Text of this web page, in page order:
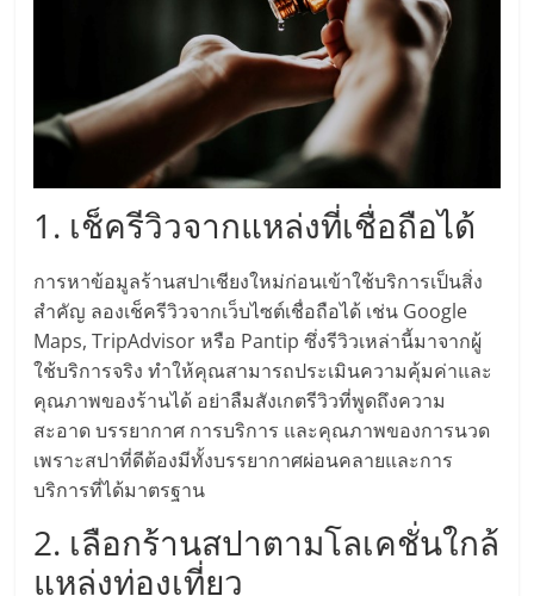
ปรึกษา
แฟ
รน
ไชส์,
รวม
แฟ
รน
ไชส์
ขาย
1. เช็ครีวิวจากแหล่งที่เชื่อถือได้
การหาข้อมูลร้านสปาเชียงใหม่ก่อนเข้าใช้บริการเป็นสิ่ง
สำคัญ ลองเช็ครีวิวจากเว็บไซต์เชื่อถือได้ เช่น Google
Maps, TripAdvisor หรือ Pantip ซึ่งรีวิวเหล่านี้มาจากผู้
ใช้บริการจริง ทำให้คุณสามารถประเมินความคุ้มค่าและ
คุณภาพของร้านได้ อย่าลืมสังเกตรีวิวที่พูดถึงความ
สะอาด บรรยากาศ การบริการ และคุณภาพของการนวด
เพราะสปาที่ดีต้องมีทั้งบรรยากาศผ่อนคลายและการ
บริการที่ได้มาตรฐาน
2. เลือกร้านสปาตามโลเคชั่นใกล้
แหล่งท่องเที่ยว